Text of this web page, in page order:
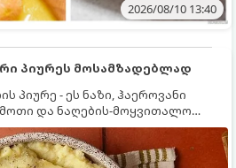
2026/08/10 13:40
პიურეს მოსამზადებლად
- ეს ნაზი, ჰაეროვანი
და ნაღების-მოყვითალო
ძალიან მარტივია, მაგრამ
რომლებიც უნდა
გემრიელი გამოვიდეს.